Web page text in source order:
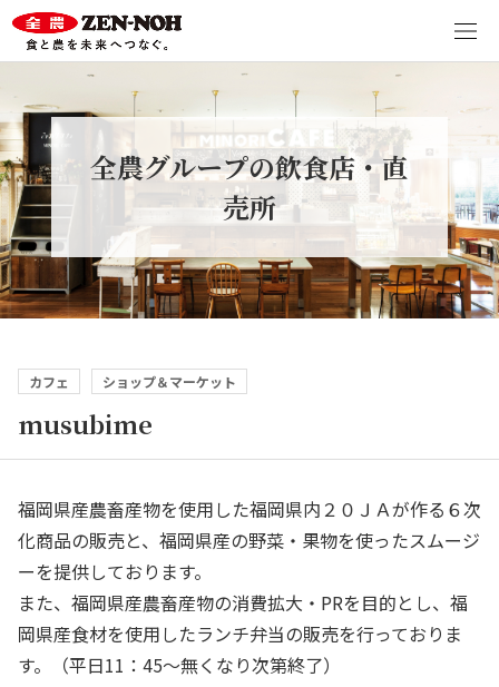
全農グループの飲食店・直
売所
カフェ ショップ＆マーケット
musubime
福岡県産農畜産物を使用した福岡県内２０ＪＡが作る６次
化商品の販売と、福岡県産の野菜・果物を使ったスムージ
ーを提供しております。
また、福岡県産農畜産物の消費拡大・PRを目的とし、福
岡県産食材を使用したランチ弁当の販売を行っておりま
す。（平日11：45～無くなり次第終了）